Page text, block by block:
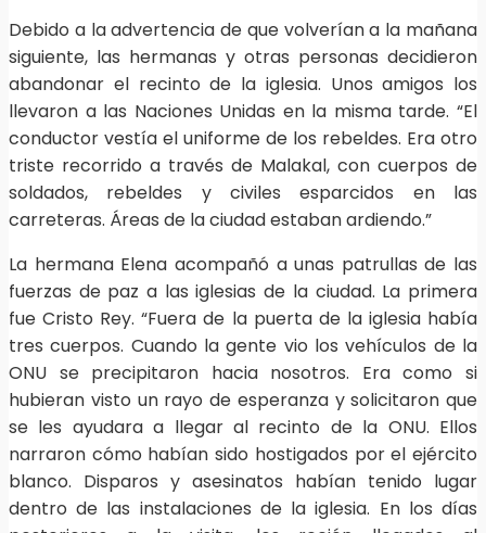
Debido a la advertencia de que volverían a la mañana
siguiente, las hermanas y otras personas decidieron
abandonar el recinto de la iglesia. Unos amigos los
llevaron a las Naciones Unidas en la misma tarde. “El
conductor vestía el uniforme de los rebeldes. Era otro
triste recorrido a través de Malakal, con cuerpos de
soldados, rebeldes y civiles esparcidos en las
carreteras. Áreas de la ciudad estaban ardiendo.”
La hermana Elena acompañó a unas patrullas de las
fuerzas de paz a las iglesias de la ciudad. La primera
fue Cristo Rey. “Fuera de la puerta de la iglesia había
tres cuerpos. Cuando la gente vio los vehículos de la
ONU se precipitaron hacia nosotros. Era como si
hubieran visto un rayo de esperanza y solicitaron que
se les ayudara a llegar al recinto de la ONU. Ellos
narraron cómo habían sido hostigados por el ejército
blanco. Disparos y asesinatos habían tenido lugar
dentro de las instalaciones de la iglesia. En los días